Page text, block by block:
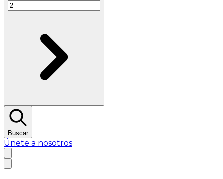
Buscar
Únete a nosotros